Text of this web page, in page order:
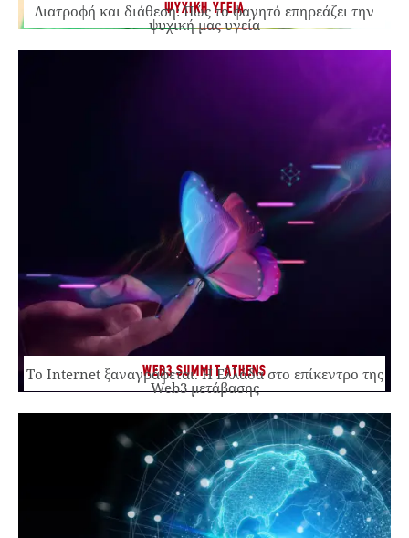
ΨΥΧΙΚΗ ΥΓΕΙΑ
Διατροφή και διάθεση: Πώς το φαγητό επηρεάζει την
ψυχική μας υγεία
WEB3 SUMMIT ATHENS
Το Internet ξαναγράφεται. Η Ελλάδα στο επίκεντρο της
Web3 μετάβασης